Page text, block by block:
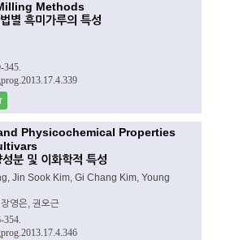
Methods
별 흑미가루의 특성
345.
Physicochemical Properties
분 및 이화학적 특성
Jin Sook Kim, Gi Chang Kim, Young
영은, 권오근
354.